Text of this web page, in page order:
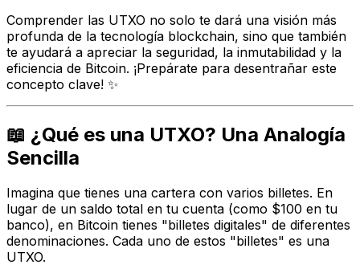
Comprender las UTXO no solo te dará una visión más
profunda de la tecnología blockchain, sino que también
te ayudará a apreciar la seguridad, la inmutabilidad y la
eficiencia de Bitcoin. ¡Prepárate para desentrañar este
concepto clave! ✨
📖 ¿Qué es una UTXO? Una Analogía
Sencilla
Imagina que tienes una cartera con varios billetes. En
lugar de un saldo total en tu cuenta (como $100 en tu
banco), en Bitcoin tienes "billetes digitales" de diferentes
denominaciones. Cada uno de estos "billetes" es una
UTXO.